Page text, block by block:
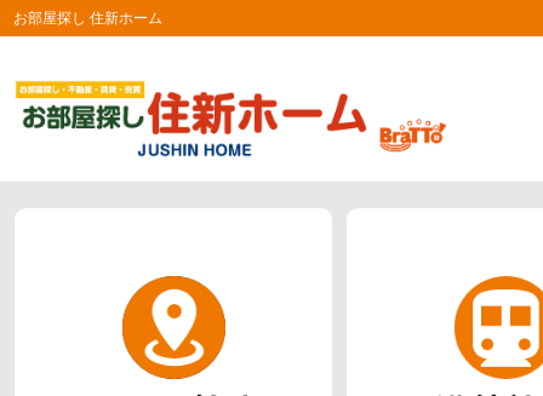
お部屋探し 住新ホーム